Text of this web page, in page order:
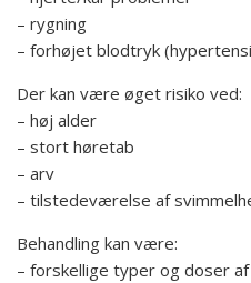
– rygning
– forhøjet blodtryk
Der kan være øget risiko ved:
– høj alder
– stort høretab
– arv
– tilstedeværelse af
Behandling kan være:
– forskellige typer og doser